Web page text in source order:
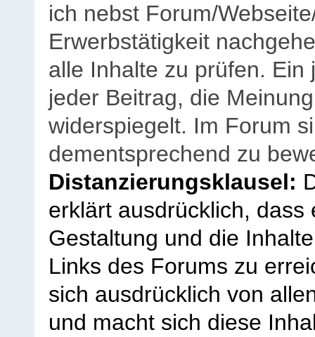
ich nebst Forum/
Erwerbstätigkeit
alle Inhalte zu prüfen.
jeder Beitrag, die
widerspiegelt. Im Forum
dementsprechend zu
Distanzierungsklausel:
erklärt ausdrücklich,
Gestaltung und die
Links des Forums zu
sich ausdrücklich von
und macht sich diese